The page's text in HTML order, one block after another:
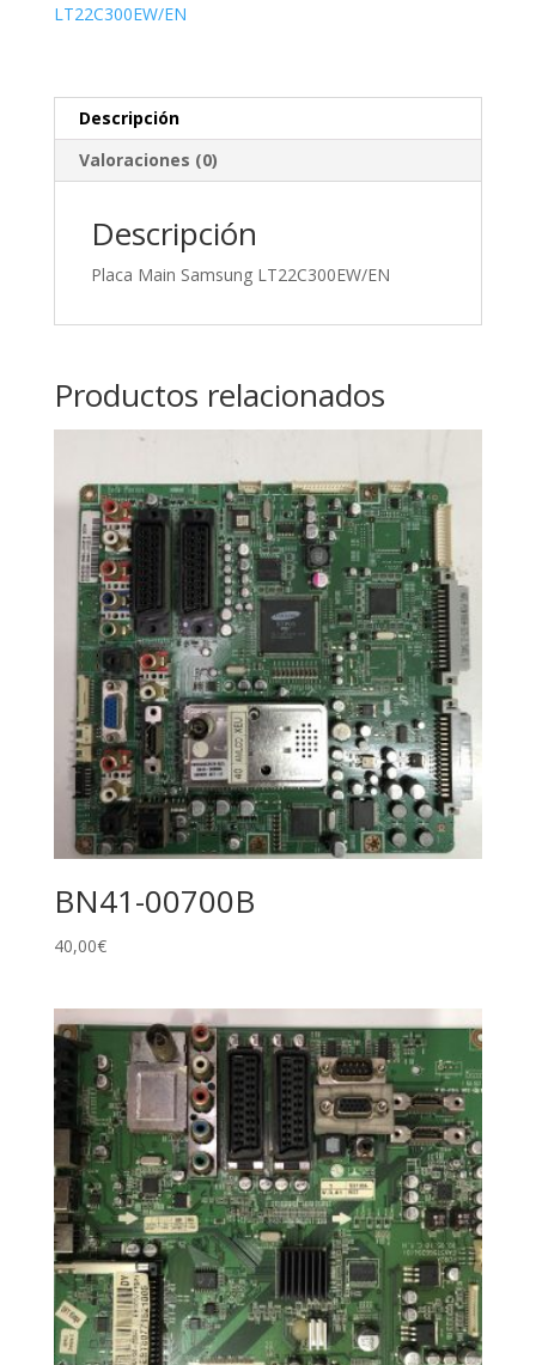
LT22C300EW/EN
Descripción
Valoraciones (0)
Descripción
Placa Main Samsung LT22C300EW/EN
Productos relacionados
BN41-00700B
40,00€